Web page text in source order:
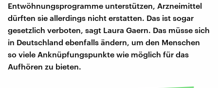
Entwöhnungsprogramme unterstützen, Arzneimittel
dürften sie allerdings nicht erstatten. Das ist sogar
gesetzlich verboten, sagt Laura Gaern. Das müsse sich
in Deutschland ebenfalls ändern, um den Menschen
so viele Anknüpfungspunkte wie möglich für das
Aufhören zu bieten.